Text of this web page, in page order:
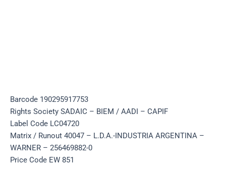
Barcode 190295917753
Rights Society SADAIC – BIEM / AADI – CAPIF
Label Code LC04720
Matrix / Runout 40047 – L.D.A.-INDUSTRIA ARGENTINA –
WARNER – 256469882-0
Price Code EW 851